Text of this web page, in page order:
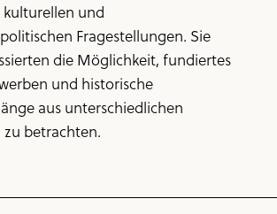
und
Fragestellungen. Sie
die Möglichkeit, fundiertes
und historische
aus unterschiedlichen
zu betrachten.